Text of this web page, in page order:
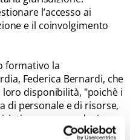
l’accesso ai
e il coinvolgimento
formativo la
Federica Bernardi, che
disponibilità, "poichè i
di personale e di risorse,
preparandosi
che partono oggi".